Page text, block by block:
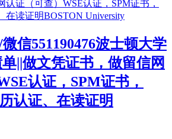
信551190476波士顿大学
||做文凭证书，做留信网
认证，SPM证书，
认证、在读证明